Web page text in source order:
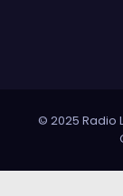
© 2025 Radio